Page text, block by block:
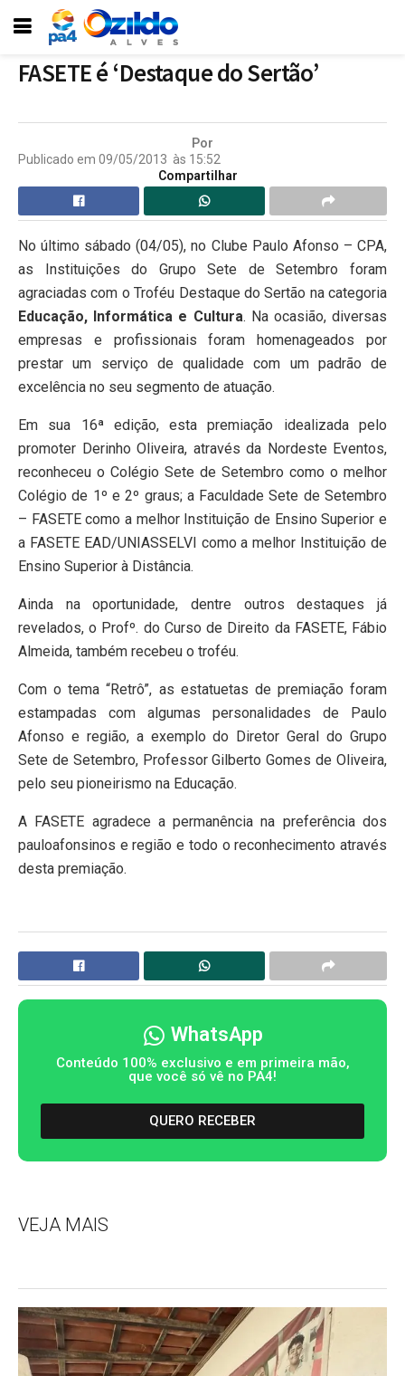
FASETE é ‘Destaque do Sertão’
Por
Publicado em 09/05/2013 às 15:52
Compartilhar
No último sábado (04/05), no Clube Paulo Afonso – CPA,
as Instituições do Grupo Sete de Setembro foram
agraciadas com o Troféu Destaque do Sertão na categoria
Educação, Informática e Cultura. Na ocasião, diversas
empresas e profissionais foram homenageados por
prestar um serviço de qualidade com um padrão de
excelência no seu segmento de atuação.
Em sua 16ª edição, esta premiação idealizada pelo
promoter Derinho Oliveira, através da Nordeste Eventos,
reconheceu o Colégio Sete de Setembro como o melhor
Colégio de 1º e 2º graus; a Faculdade Sete de Setembro
– FASETE como a melhor Instituição de Ensino Superior e
a FASETE EAD/UNIASSELVI como a melhor Instituição de
Ensino Superior à Distância.
Ainda na oportunidade, dentre outros destaques já
revelados, o Profº. do Curso de Direito da FASETE, Fábio
Almeida, também recebeu o troféu.
Com o tema “Retrô”, as estatuetas de premiação foram
estampadas com algumas personalidades de Paulo
Afonso e região, a exemplo do Diretor Geral do Grupo
Sete de Setembro, Professor Gilberto Gomes de Oliveira,
pelo seu pioneirismo na Educação.
A FASETE agradece a permanência na preferência dos
pauloafonsinos e região e todo o reconhecimento através
desta premiação.
WhatsApp
Conteúdo 100% exclusivo e em primeira mão,
que você só vê no PA4!
QUERO RECEBER
VEJA MAIS